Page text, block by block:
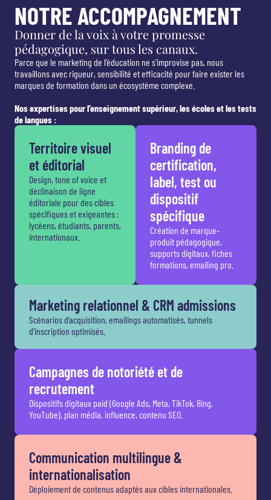
NOTRE ACCOMPAGNEMENT
Donner de la voix à votre promesse
pédagogique, sur tous les canaux.
Parce que le marketing de l’éducation ne s’improvise pas, nous
travaillons avec rigueur, sensibilité et efficacité pour faire exister les
marques de formation dans un écosystème complexe.
Nos expertises pour l’enseignement supérieur, les écoles et les tests
de langues :
Territoire visuel
et éditorial
Design, tone of voice et
déclinaison de ligne
éditoriale pour des cibles
spécifiques et exigeantes :
lycéens, étudiants, parents,
internationaux.
Branding de
certification,
label, test ou
dispositif
spécifique
Création de marque-
produit pédagogique,
supports digitaux, fiches
formations, emailing pro.
Marketing relationnel & CRM admissions
Scénarios d’acquisition, emailings automatisés, tunnels
d’inscription optimisés.
Campagnes de notoriété et de
recrutement
Dispositifs digitaux paid (Google Ads, Meta, TikTok, Bing,
YouTube), plan média, influence, contenu SEO.
Communication multilingue &
internationalisation
Déploiement de contenus adaptés aux cibles internationales.